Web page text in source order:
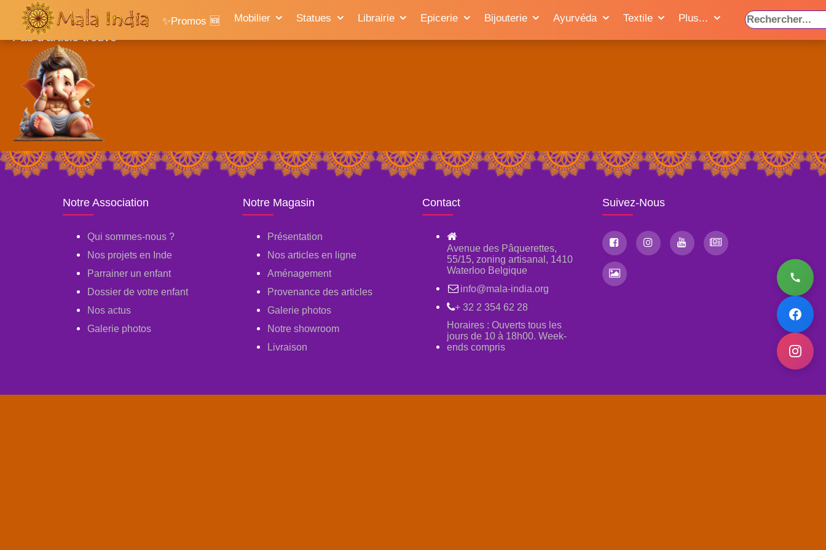
✨Promos 🆕 Mobilier Statues Librairie Epicerie Bijouterie Ayurvéda Textile Plus...
Accueil
Pas d'article trouvé
Notre Association
Qui sommes-nous ?
Nos projets en Inde
Parrainer un enfant
Dossier de votre enfant
Nos actus
Galerie photos
Notre Magasin
Présentation
Nos articles en ligne
Aménagement
Provenance des articles
Galerie photos
Notre showroom
Livraison
Contact
Avenue des Pâquerettes,
55/15, zoning artisanal, 1410
Waterloo Belgique
info@mala-india.org
+ 32 2 354 62 28
Horaires : Ouverts tous les
jours de 10 à 18h00. Week-
ends compris
Suivez-Nous